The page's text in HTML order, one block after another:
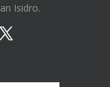
Isidro.